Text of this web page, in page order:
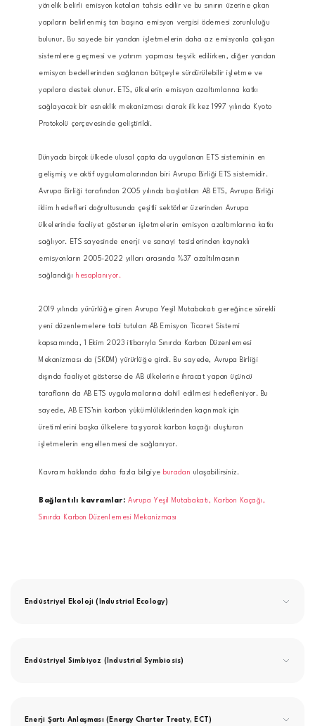
yönelik belirli emisyon kotaları tahsis edilir ve bu sınırın üzerine çıkan
yapıların belirlenmiş ton başına emisyon vergisi ödemesi zorunluluğu
bulunur. Bu sayede bir yandan işletmelerin daha az emisyonla çalışan
sistemlere geçmesi ve yatırım yapması teşvik edilirken, diğer yandan
emisyon bedellerinden sağlanan bütçeyle sürdürülebilir işletme ve
yapılara destek olunur. ETS, ülkelerin emisyon azaltımlarına katkı
sağlayacak bir esneklik mekanizması olarak ilk kez 1997 yılında Kyoto
Protokolü çerçevesinde geliştirildi.
Dünyada birçok ülkede ulusal çapta da uygulanan ETS sisteminin en
gelişmiş ve aktif uygulamalarından biri Avrupa Birliği ETS sistemidir.
Avrupa Birliği tarafından 2005 yılında başlatılan AB ETS, Avrupa Birliği
iklim hedefleri doğrultusunda çeşitli sektörler üzerinden Avrupa
ülkelerinde faaliyet gösteren işletmelerin emisyon azaltımlarına katkı
sağlıyor. ETS sayesinde enerji ve sanayi tesislerinden kaynaklı
emisyonların 2005-2022 yılları arasında %37 azaltılmasının
sağlandığıhesaplanıyor.
2019 yılında yürürlüğe giren Avrupa Yeşil Mutabakatı gereğince sürekli
yeni düzenlemelere tabi tutulan AB Emisyon Ticaret Sistemi
kapsamında, 1 Ekim 2023 itibarıyla Sınırda Karbon Düzenlemesi
Mekanizması da (SKDM) yürürlüğe girdi. Bu sayede, Avrupa Birliği
dışında faaliyet gösterse de AB ülkelerine ihracat yapan üçüncü
tarafların da AB ETS uygulamalarına dahil edilmesi hedefleniyor. Bu
sayede, AB ETS’nin karbon yükümlülüklerinden kaçınmak için
üretimlerini başka ülkelere taşıyarak karbon kaçağı oluşturan
işletmelerin engellenmesi de sağlanıyor.
Kavram hakkında daha fazla bilgiyeburadan ulaşabilirsiniz.
Bağlantılı kavramlar:Avrupa Yeşil Mutabakatı, Karbon Kaçağı,
Sınırda Karbon Düzenlemesi Mekanizması
Endüstriyel Ekoloji (Industrial Ecology)
Endüstriyel Simbiyoz (Industrial Symbiosis)
Enerji Şartı Anlaşması (Energy Charter Treaty, ECT)